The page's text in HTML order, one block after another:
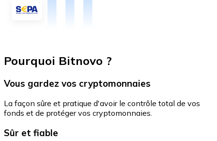
Pourquoi Bitnovo ?
Vous gardez vos cryptomonnaies
La façon sûre et pratique d'avoir le contrôle total de vos
fonds et de protéger vos cryptomonnaies.
Sûr et fiable